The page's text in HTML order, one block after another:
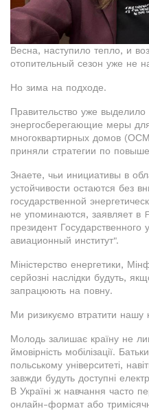
Весна, наступило тепло, и
отопительный сезон уже не
Но зима на подходе.
Правительство уже
энергосберегающие меры
многоквартирных домов
приняли стратегии по
Знаете, чьи инициативы в
устойчивости остаются без
государственной
не упоминаются, заявляет в
президент Государственного
авиационный институт".
Міністерство енергетики,
серйозні наслідки будуть,
запрацюють на повну.
Ми ризикуємо втратити нашу
Молодь залишає країну не
ймовірність мобілізації.
польському університеті,
завжди будуть доступні
В Україні ж навчання часто
онлайн-формат або